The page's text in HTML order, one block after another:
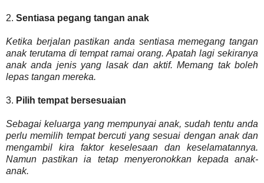
2. Sentiasa pegang tangan anak
Ketika berjalan pastikan anda sentiasa memegang tangan
anak terutama di tempat ramai orang. Apatah lagi sekiranya
anak anda jenis yang lasak dan aktif. Memang tak boleh
lepas tangan mereka.
3. Pilih tempat bersesuaian
Sebagai keluarga yang mempunyai anak, sudah tentu anda
perlu memilih tempat bercuti yang sesuai dengan anak dan
mengambil kira faktor keselesaan dan keselamatannya.
Namun pastikan ia tetap menyeronokkan kepada anak-
anak.